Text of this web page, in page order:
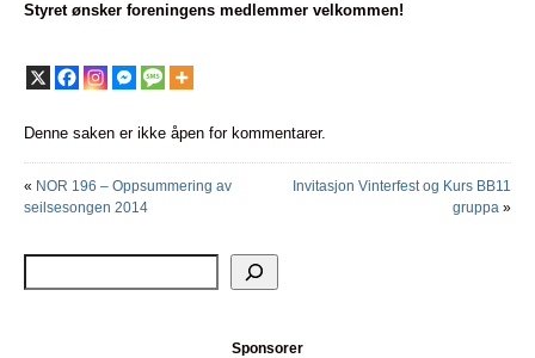
Styret ønsker foreningens medlemmer velkommen!
Denne saken er ikke åpen for kommentarer.
« NOR 196 – Oppsummering av
seilsesongen 2014
Invitasjon Vinterfest og Kurs BB11
gruppa »
Sponsorer